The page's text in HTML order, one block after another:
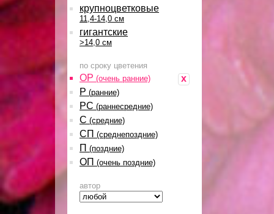
крупноцветковые
11,4-14,0 см
гигантские
>14,0 см
по сроку цветения
x
ОР (очень ранние)
Р (ранние)
РС (раннесредние)
С (средние)
СП (среднепоздние)
П (поздние)
ОП (очень поздние)
автор